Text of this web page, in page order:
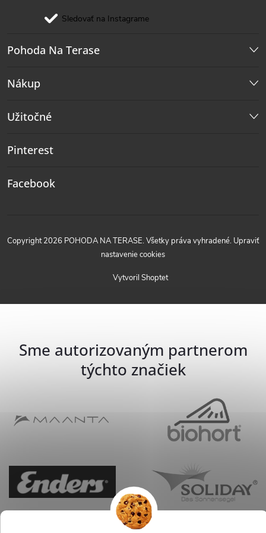
Sledovať na Instagrame
Pohoda Na Terase
Nákup
Užitočné
Pinterest
Facebook
Vytvoril Shoptet
Copyright 2026 POHODA NA TERASE. Všetky práva vyhradené. Upraviť
nastavenie cookies
Sme autorizovaným partnerom
týchto značiek